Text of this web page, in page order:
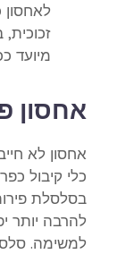
מיועד
אחסון
אחסון לא
כלי קיבול
בסלסלת
להרבה יותר
למשימה.